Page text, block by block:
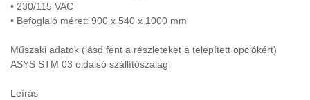
FREKVENCIAVÁLTÓ, INDÍTÓ
FRÖCCSÖNTŐ BERENDEZÉS
GALVANIZÁLÁS
• 230/115 VAC
• Befoglaló méret: 900 x 540 x 1000 mm
Műszaki adatok (lásd fent a részleteket a telepített opciókért)
ASYS STM 03 oldalsó szállítószalag
Leírás